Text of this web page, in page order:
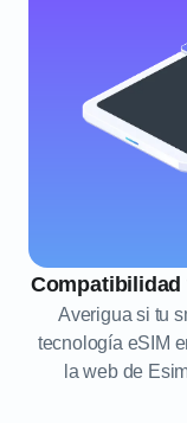
Averigua si tu
tecnología eSIM
la web de